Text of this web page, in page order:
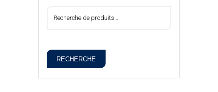
RECHERCHE